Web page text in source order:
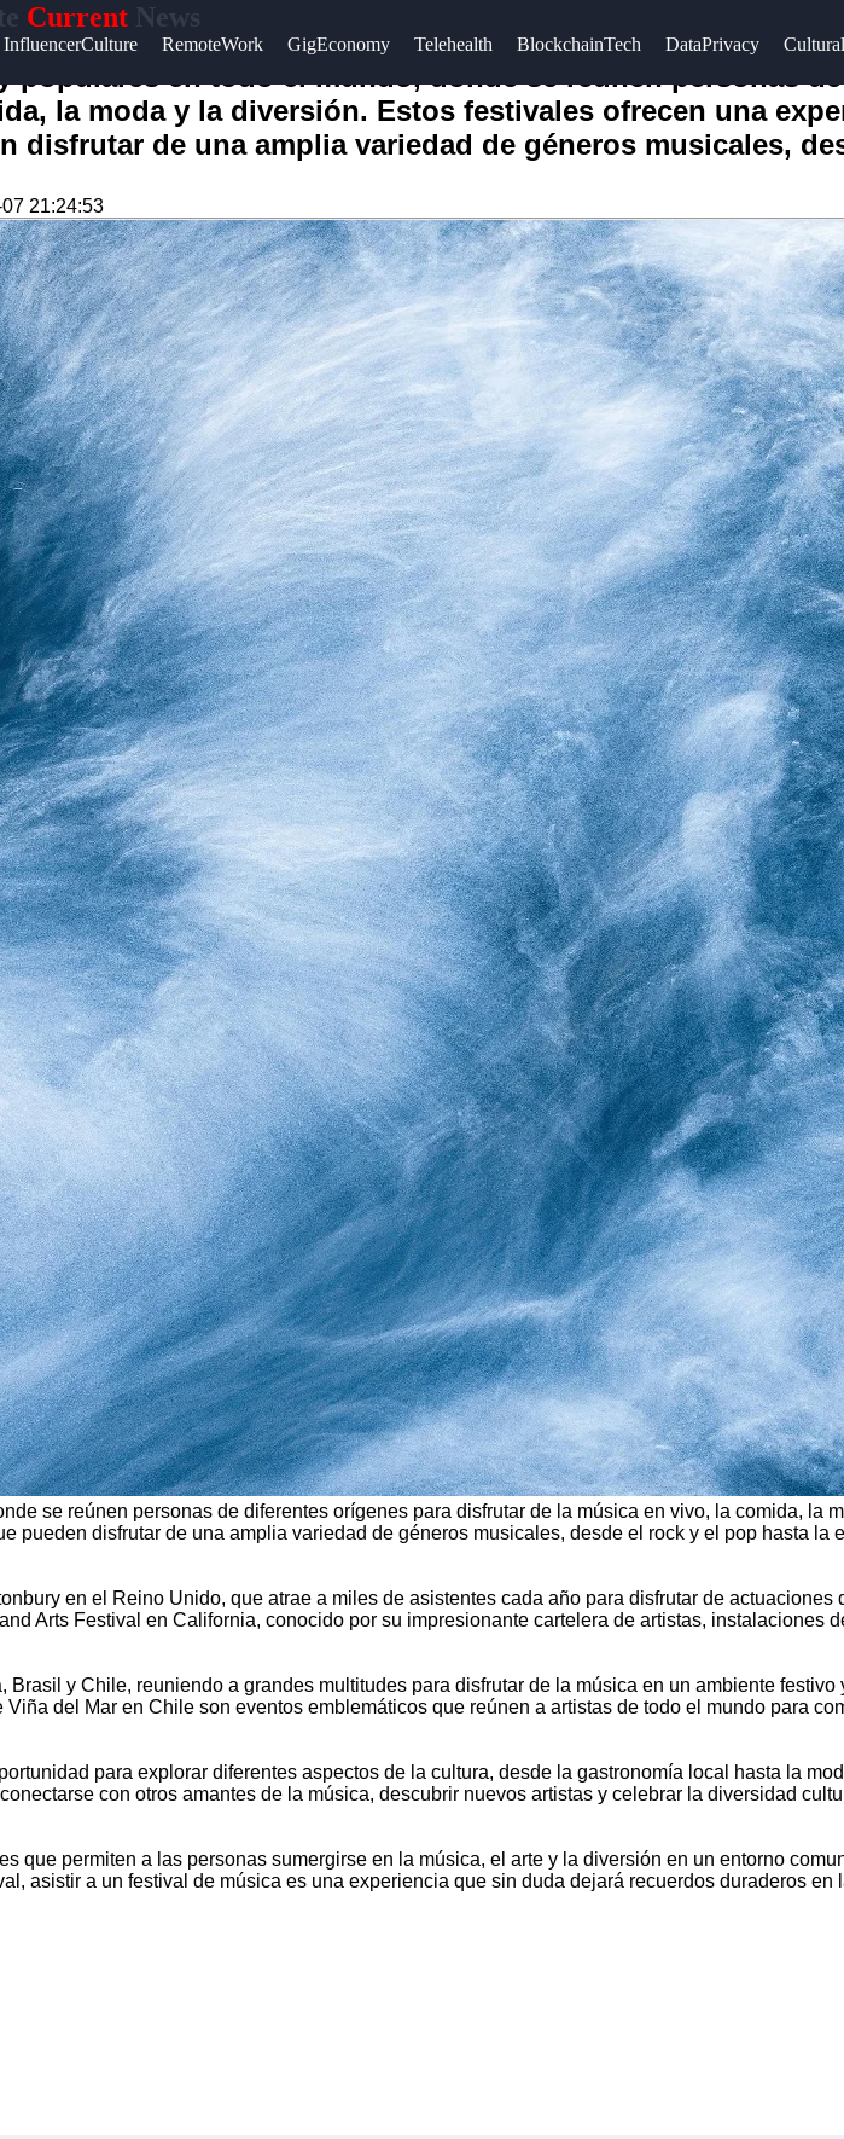
Current News
InfluencerCulture RemoteWork GigEconomy Telehealth BlockchainTech DataPrivacy
en todo el mundo, donde se reúnen personas
la moda y la diversión. Estos festivales ofrecen una
disfrutar de una amplia variedad de géneros musicales,
21:24:53
se reúnen personas de diferentes orígenes para disfrutar de la música en vivo, la comida, la
pueden disfrutar de una amplia variedad de géneros musicales, desde el rock y el pop hasta la
en el Reino Unido, que atrae a miles de asistentes cada año para disfrutar de actuaciones
Arts Festival en California, conocido por su impresionante cartelera de artistas, instalaciones
y Chile, reuniendo a grandes multitudes para disfrutar de la música en un ambiente festivo
del Mar en Chile son eventos emblemáticos que reúnen a artistas de todo el mundo para
para explorar diferentes aspectos de la cultura, desde la gastronomía local hasta la
con otros amantes de la música, descubrir nuevos artistas y celebrar la diversidad
que permiten a las personas sumergirse en la música, el arte y la diversión en un entorno
asistir a un festival de música es una experiencia que sin duda dejará recuerdos duraderos en